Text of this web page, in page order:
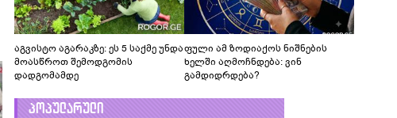
აგვისტო აგარაკზე: ეს 5 საქმე უნდა
მოასწროთ შემოდგომის
დადგომამდე
ფული ამ ზოდიაქოს ნიშნების
ხელში აღმოჩნდება: ვინ
გამდიდრდება?
პოპულარული